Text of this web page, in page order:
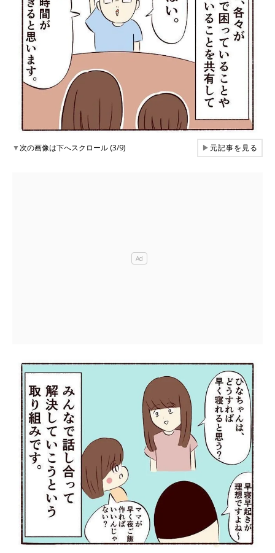
▼次の画像は下へスクロール (3/9) ▶元記事を見る